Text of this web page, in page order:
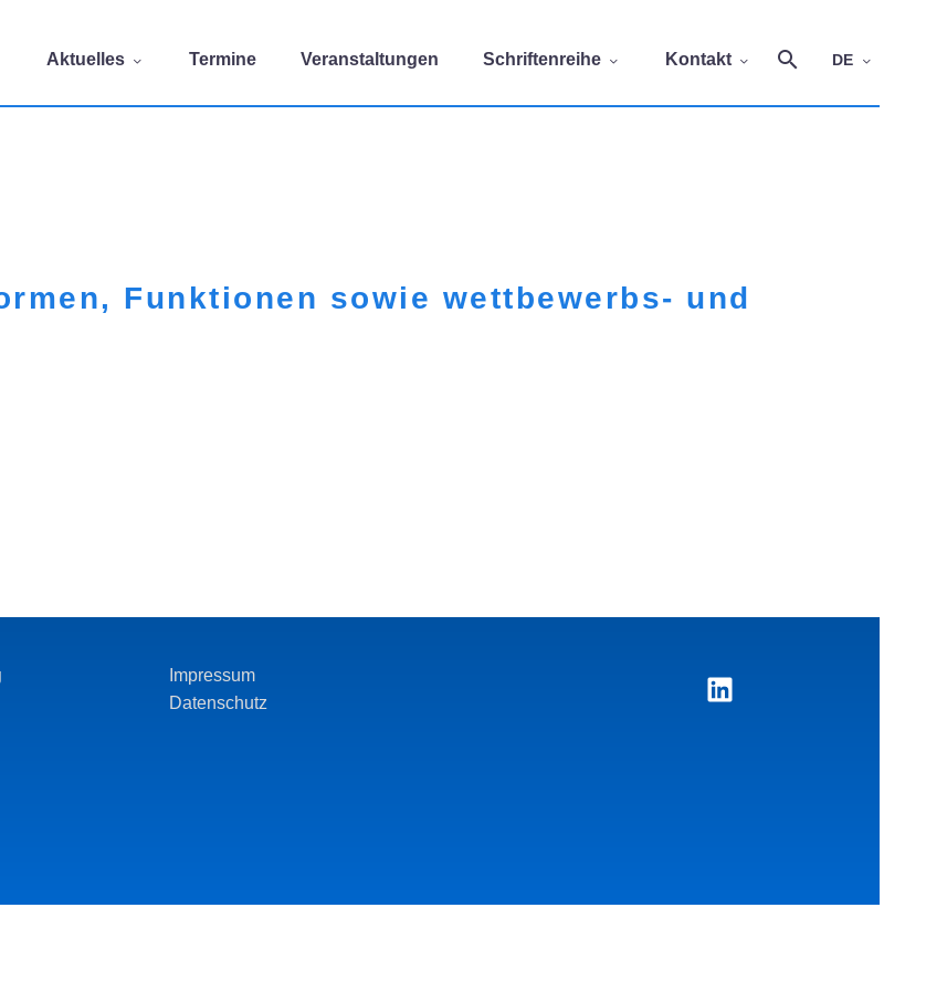
Aktuelles Termine Veranstaltungen Schriftenreihe Kontakt DE
Funktionen sowie wettbewerbs- und
Impressum
Datenschutz